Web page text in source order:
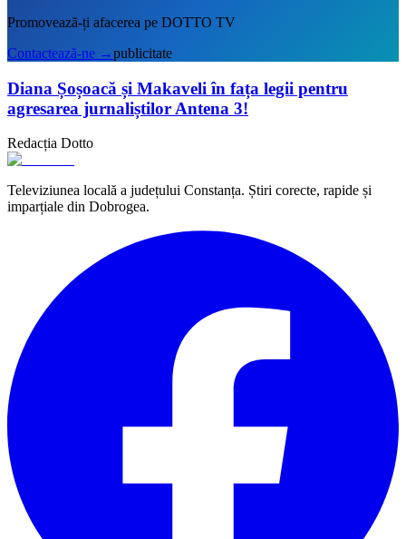
Promovează-ți afacerea pe DOTTO TV
Contactează-ne →publicitate
Diana Șoșoacă și Makaveli în fața legii pentru
agresarea jurnaliștilor Antena 3!
Redacția Dotto
Televiziunea locală a județului Constanța. Știri corecte, rapide și
imparțiale din Dobrogea.